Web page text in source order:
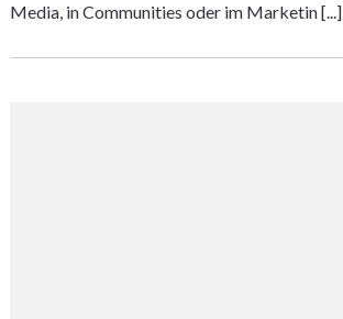
Media, in Communities oder im Marketin [...]